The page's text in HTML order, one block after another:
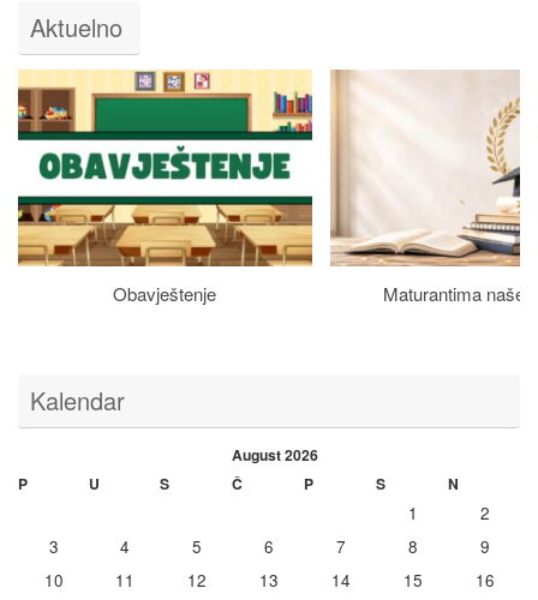
Aktuelno
Obavještenje Maturantima naše
Kalendar
August 2026
P
U S Č P S N
1
2
3
4 5 6 7 8
9
10
11 12 13 14 15
16